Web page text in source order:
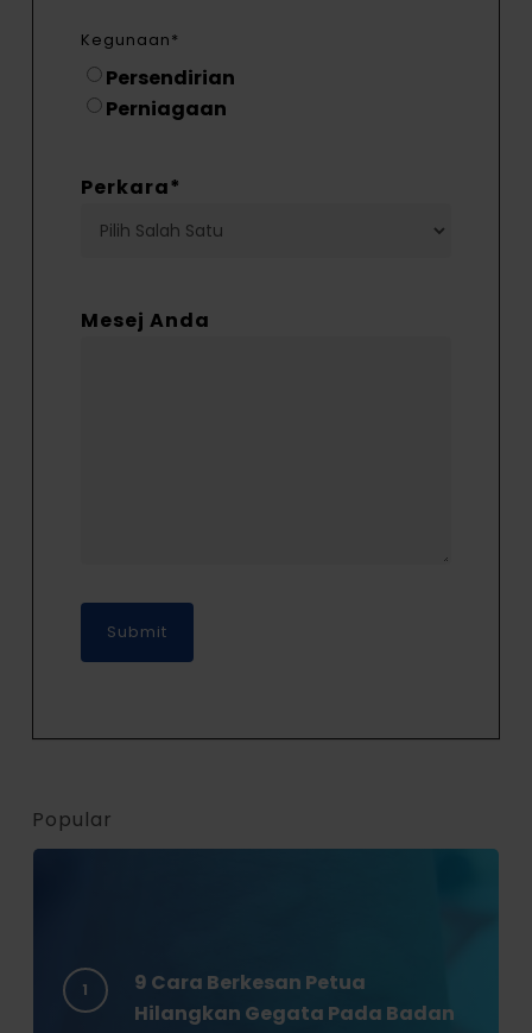
Kegunaan*
Persendirian
Perniagaan
Perkara*
Mesej Anda
Popular
9 Cara Berkesan Petua
Hilangkan Gegata Pada Badan